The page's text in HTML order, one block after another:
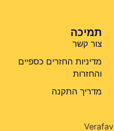
תמיכה
צור קשר
מדיניות החזרים כספיים
והחזרות
מדריך התקנה